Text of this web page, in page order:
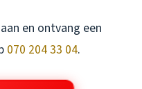
aan en ontvang een
070 204 33 04.